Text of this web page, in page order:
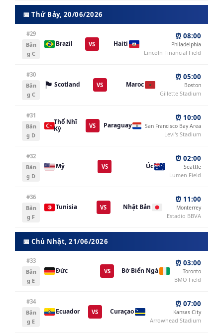
📅 Thứ Bảy, 20/06/2026
#29
Bản
g C
Brazil VS Haiti
⏰ 08:00
Philadelphia
Lincoln Financial Field
#30
Bản
g C
🏴󠁧󠁢󠁳󠁣󠁴󠁿 Scotland VS Maroc
⏰ 05:00
Boston
Gillette Stadium
#31
Bản
g D
Thổ Nhĩ
Kỳ
VS Paraguay
⏰ 10:00
San Francisco Bay Area
Levi's Stadium
#32
Bản
g D
Mỹ VS Úc
⏰ 02:00
Seattle
Lumen Field
#36
Bản
g F
Tunisia VS Nhật Bản
⏰ 11:00
Monterrey
Estadio BBVA
📅 Chủ Nhật, 21/06/2026
#33
Bản
g E
Đức VS Bờ Biển Ngà
⏰ 03:00
Toronto
BMO Field
#34
Bản
g E
Ecuador VS Curaçao
⏰ 07:00
Kansas City
Arrowhead Stadium